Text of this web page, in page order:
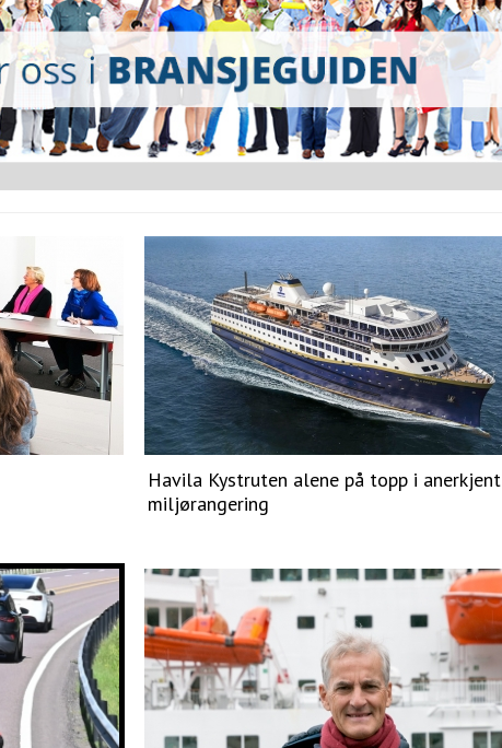
Havila Kystruten alene på topp i anerkjent
miljørangering